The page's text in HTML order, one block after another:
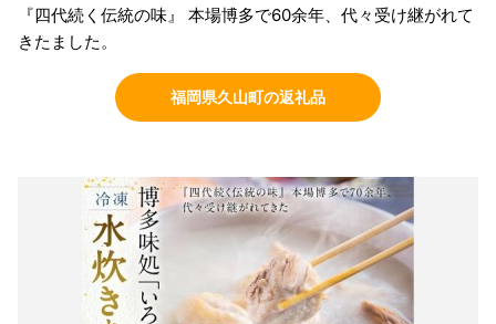
『四代続く伝統の味』 本場博多で60余年、代々受け継がれて
きたました。
福岡県久山町の返礼品